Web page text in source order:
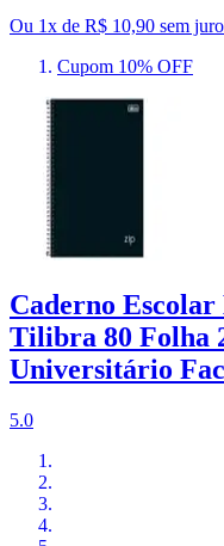
Ou 1x de R$ 10,90 sem
Cupom 10% OFF
Caderno
Tilibra 80 Folha
Universitário
5.0